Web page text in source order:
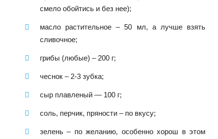
смело обойтись и без нее);
масло растительное – 50 мл, а лучше взять
сливочное;
грибы (любые) – 200 г;
чеснок – 2-3 зубка;
сыр плавленый — 100 г;
соль, перчик, пряности – по вкусу;
зелень – по желанию, особенно хорош в этом